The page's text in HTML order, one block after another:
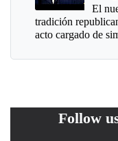
El
tradición
acto cargado de
Follow